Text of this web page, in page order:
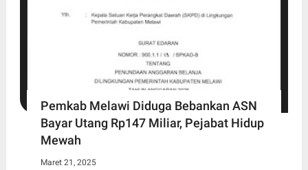
Pemkab Melawi Diduga Bebankan ASN
Bayar Utang Rp147 Miliar, Pejabat Hidup
Mewah
Maret 21, 2025